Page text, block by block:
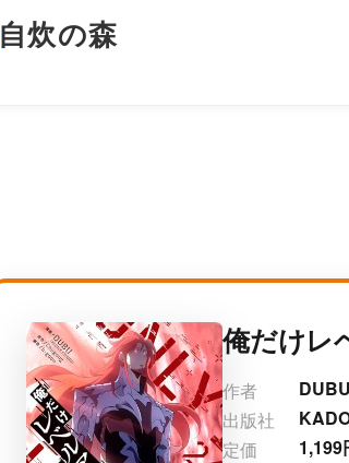
自炊の森
俺だけレ
作者
出版社
定価
1,199